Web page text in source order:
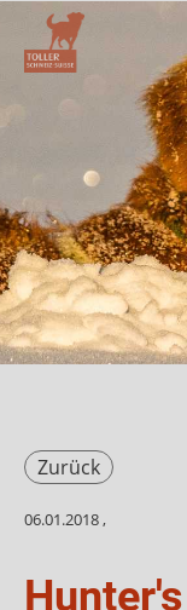
Zurück
06.01.2018,